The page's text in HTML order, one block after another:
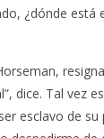
¿dónde está
dice. Tal vez
esclavo de su